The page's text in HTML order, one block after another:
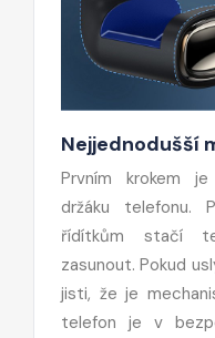
Nejjednodušší
Prvním krokem
držáku telefonu.
řídítkům stačí
zasunout. Pokud
jisti, že je
telefon je v